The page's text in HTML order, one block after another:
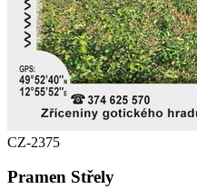
CZ-2375
Pramen Střely